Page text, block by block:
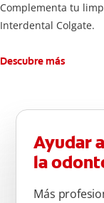
Complementa tu
Interdental Colgate.
Descubre más
Ayudar
la
Más